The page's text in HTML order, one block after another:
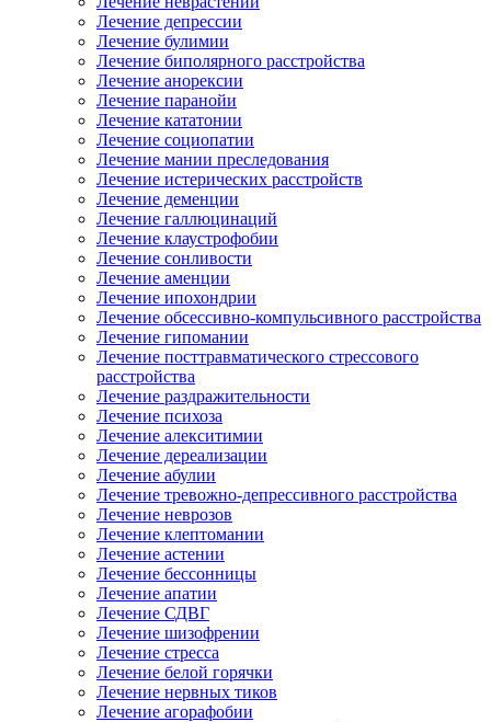
Лечение депрессии
Лечение булимии
Лечение биполярного расстройства
Лечение анорексии
Лечение паранойи
Лечение кататонии
Лечение социопатии
Лечение мании преследования
Лечение истерических расстройств
Лечение деменции
Лечение галлюцинаций
Лечение клаустрофобии
Лечение сонливости
Лечение аменции
Лечение ипохондрии
Лечение обсессивно-компульсивного расстройства
Лечение гипомании
Лечение посттравматического стрессового
расстройства
Лечение раздражительности
Лечение психоза
Лечение алекситимии
Лечение дереализации
Лечение абулии
Лечение тревожно-депрессивного расстройства
Лечение неврозов
Лечение клептомании
Лечение астении
Лечение бессонницы
Лечение апатии
Лечение СДВГ
Лечение шизофрении
Лечение стресса
Лечение белой горячки
Лечение нервных тиков
Лечение агорафобии